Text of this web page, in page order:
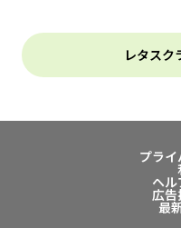
レタスク
プラ
ヘ
広告
最